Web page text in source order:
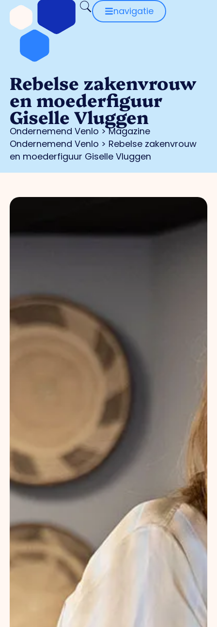
navigatie
Rebelse zakenvrouw
en moederfiguur
Giselle Vluggen
Ondernemend Venlo >Magazine
Ondernemend Venlo > Rebelse zakenvrouw
en moederfiguur Giselle Vluggen